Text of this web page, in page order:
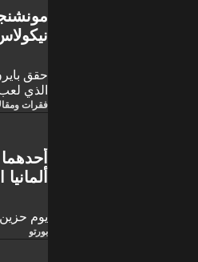
السبت
فقرات
يوم حزين
بورتو